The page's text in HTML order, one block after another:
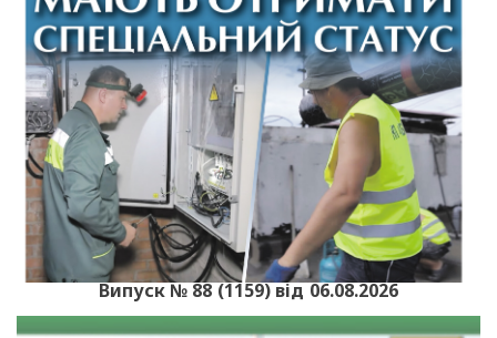
Випуск № 88 (1159) від 06.08.2026